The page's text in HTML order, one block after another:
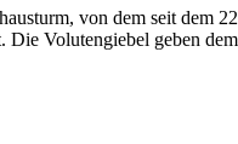
von dem seit dem
Die Volutengiebel geben